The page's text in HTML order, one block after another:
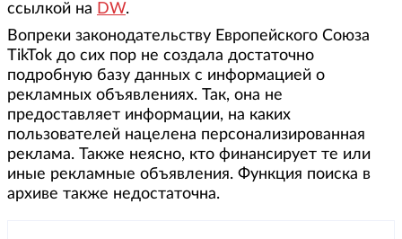
ссылкой на DW.
Вопреки законодательству Европейского Союза
TikTok до сих пор не создала достаточно
подробную базу данных с информацией о
рекламных объявлениях. Так, она не
предоставляет информации, на каких
пользователей нацелена персонализированная
реклама. Также неясно, кто финансирует те или
иные рекламные объявления. Функция поиска в
архиве также недостаточна.